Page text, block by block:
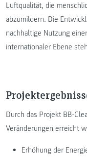
Luftqualität, die
abzumildern. Die
nachhaltige Nutzung
internationaler Ebene
Durch das Projekt BB-
Veränderungen erreicht
Erhöhung der